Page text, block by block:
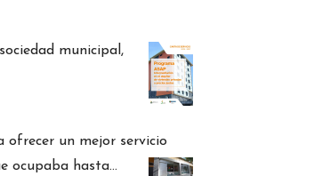
municipal,
ofrecer un mejor servicio
ocupaba hasta…